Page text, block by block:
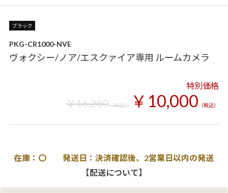
PKG-CR1000-NVE
ヴォクシー/ノア/エスクァイア専用 ルームカメラ
特別価格
￥16,280（税込） ￥10,000 （税込）
在庫：〇 発送日：決済確認後、2営業日以内の発送
【配送について】